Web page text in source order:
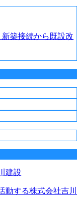
築接続から既設改
動する株式会社吉川